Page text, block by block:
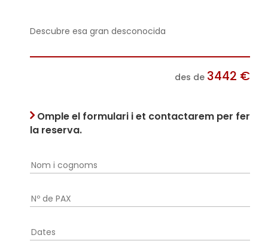
Descubre esa gran desconocida
des de 3442 €
Omple el formulari i et contactarem per fer
la reserva.